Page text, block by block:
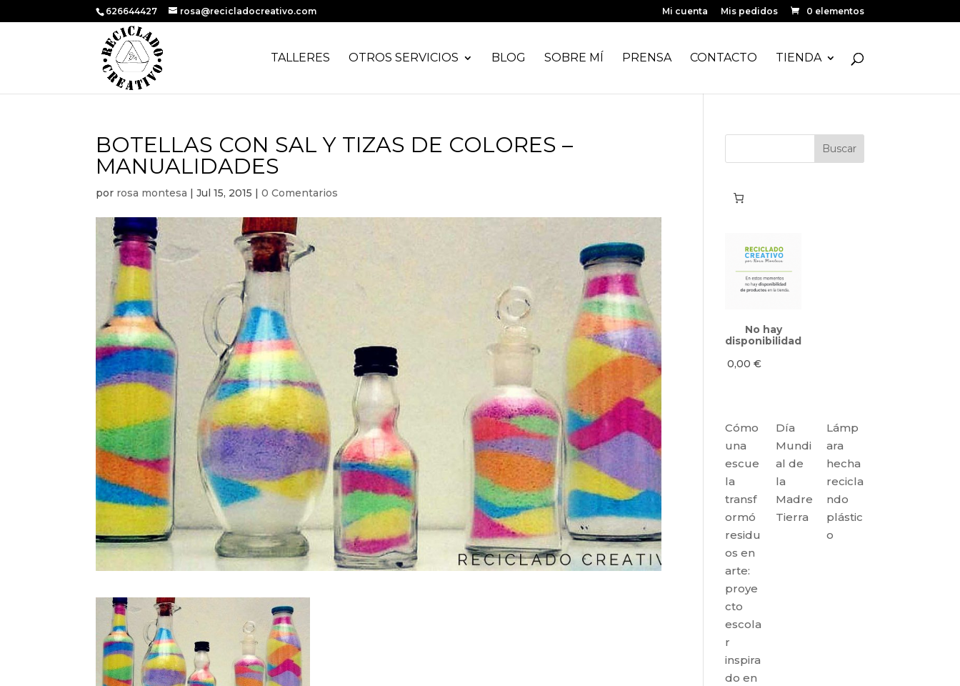
626644427 rosa@recicladocreativo.com Mi cuenta Mis pedidos 0 elementos
TALLERES OTROS SERVICIOS BLOG SOBRE MÍ PRENSA CONTACTO TIENDA
BOTELLAS CON SAL Y TIZAS DE COLORES –
MANUALIDADES
por rosa montesa |Jul 15, 2015 |0 Comentarios
No hay
disponibilidad
0,00€
Cómo
una
escue
la
transf
ormó
residu
os en
arte:
proye
cto
escola
r
inspira
do en
Día
Mundi
al de
la
Madre
Tierra
Lámp
ara
hecha
recicla
ndo
plástic
o